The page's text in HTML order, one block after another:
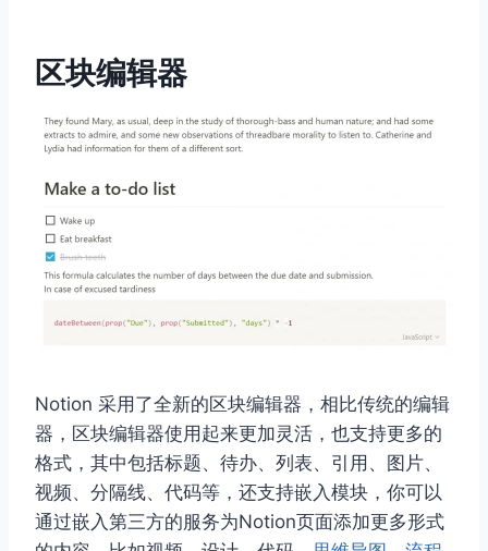
区块编辑器
Notion 采用了全新的区块编辑器，相比传统的编辑
器，区块编辑器使用起来更加灵活，也支持更多的
格式，其中包括标题、待办、列表、引用、图片、
视频、分隔线、代码等，还支持嵌入模块，你可以
通过嵌入第三方的服务为Notion页面添加更多形式